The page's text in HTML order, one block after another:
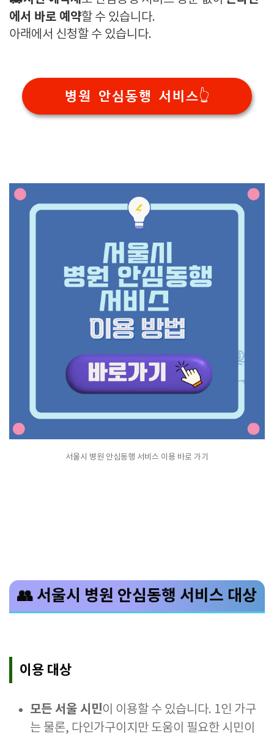
에서 바로 예약할 수 있습니다.
아래에서 신청할 수 있습니다.
병원 안심동행 서비스👆
서울시 병원 안심동행 서비스 이용 바로 가기
👥 서울시 병원 안심동행 서비스 대상
이용 대상
모든 서울 시민이 이용할 수 있습니다. 1인 가구
는 물론, 다인가구이지만 도움이 필요한 시민이